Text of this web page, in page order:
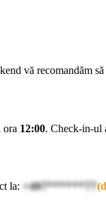
vă recomandăm
ora 12:00. Check-in-ul
la: +407******77